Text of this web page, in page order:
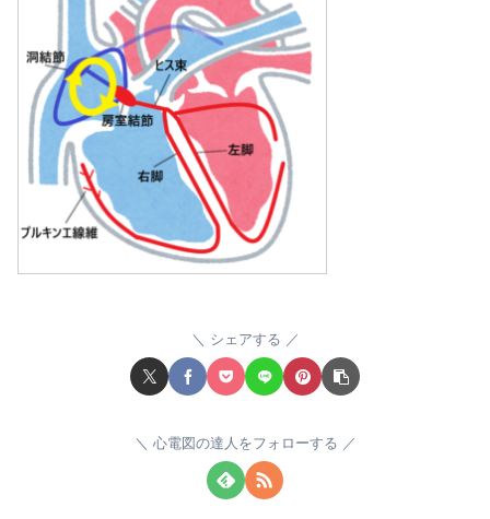
シェアする
心電図の達人をフォローする